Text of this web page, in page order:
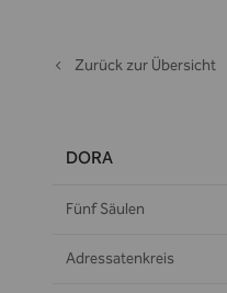
Zurück zur Übersicht
DORA
Fünf Säulen
Adressatenkreis